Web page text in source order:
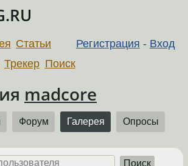
Регистрация - Вход
Статьи
Трекер Поиск
madcore
Форум Галерея Опросы
Поиск